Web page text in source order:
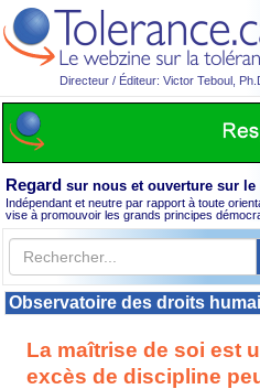
Directeur / Éditeur: Victor Teboul,
Regard sur nous et ouverture sur le
Indépendant et neutre par rapport à toute
vise à promouvoir les grands principes
Observatoire des droits
La maîtrise de soi est
excès de discipline